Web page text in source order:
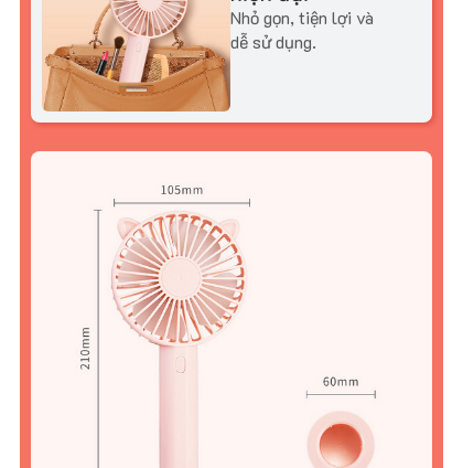
Nhỏ gọn, tiện lợi và
dễ sử dụng.